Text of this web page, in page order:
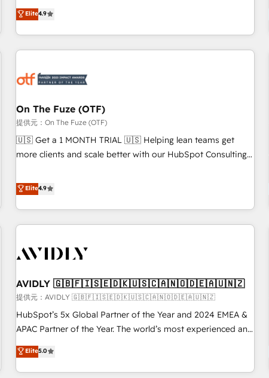
up tools" — we install the GTM Operating System (GTM OS)
to align your leadership and engineer a portal that drives
predictable revenue velocity. 🚀 GTM Strategy & Alignment
Workshops & Sprints: Identify "Valleys of Death" stalling
mess." ⚙️ Elite Engineering & AI Scalable Architecture: Zero-
HubSpot Accreditations. AI-Powered RevOps: Breeze AI,
custom AI agents, and high-integrity migrations for total
reporting clarity. Security & Compliance: SOC 2 Type II and
HIPAA attested for enterprise-grade data security. 🏆 Why
Elite4.9
On The Fuze (OTF)
提供元：On The Fuze (OTF)
🇺🇸 Get a 1 MONTH TRIAL 🇺🇸 Helping lean teams get
more clients and scale better with our HubSpot Consulting
help lean, growing companies: - Win more business -
Reduce no-shows - Improve lead & deal conversion rates -
Scale with less headcount ...by using HubSpot's full
capabilities. 🤓 What do you get? 🤓 Our client's are too
Personal Consultant + Tech Team to handle the heavy lifting
practices and 'don't know what you don't know'
recommendations to maximize conversions! OTF is an Elite
Partner (top 1% of 6,500+ Partners) and was named 2023
HubSpot Partner of the Year 💥 Trusted by 2,500+
using HubSpot (the right way). ⭐️ Here's more info:
www.onthefuze.com/hubspot-admin Contact us to learn
Elite4.9
AVIDLY 🇬🇧🇫🇮🇸🇪🇩🇰🇺🇸🇨🇦🇳🇴🇩🇪🇦🇺🇳🇿
提供元：AVIDLY 🇬🇧🇫🇮🇸🇪🇩🇰🇺🇸🇨🇦🇳🇴🇩🇪🇦🇺🇳🇿
HubSpot’s 5x Global Partner of the Year and 2024 EMEA &
APAC Partner of the Year. The world’s most experienced and
fully accredited HubSpot Solutions Partner. 🚀 With 2,750+
HubSpot projects delivered and 370+ specialists across
EMEA, APAC and NAM, we de-risk complex CRM
Elite5.0